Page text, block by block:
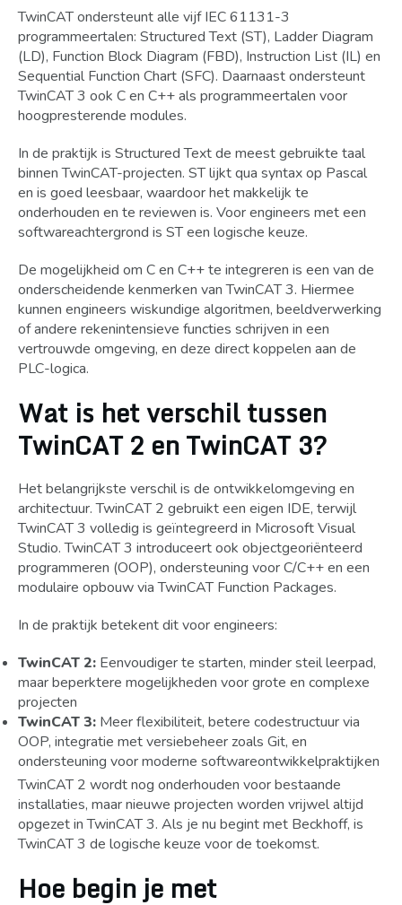
TwinCAT ondersteunt alle vijf IEC 61131-3
programmeertalen: Structured Text (ST), Ladder Diagram
(LD), Function Block Diagram (FBD), Instruction List (IL) en
Sequential Function Chart (SFC). Daarnaast ondersteunt
TwinCAT 3 ook C en C++ als programmeertalen voor
hoogpresterende modules.
In de praktijk is Structured Text de meest gebruikte taal
binnen TwinCAT-projecten. ST lijkt qua syntax op Pascal
en is goed leesbaar, waardoor het makkelijk te
onderhouden en te reviewen is. Voor engineers met een
softwareachtergrond is ST een logische keuze.
De mogelijkheid om C en C++ te integreren is een van de
onderscheidende kenmerken van TwinCAT 3. Hiermee
kunnen engineers wiskundige algoritmen, beeldverwerking
of andere rekenintensieve functies schrijven in een
vertrouwde omgeving, en deze direct koppelen aan de
PLC-logica.
Wat is het verschil tussen
TwinCAT 2 en TwinCAT 3?
Het belangrijkste verschil is de ontwikkelomgeving en
architectuur. TwinCAT 2 gebruikt een eigen IDE, terwijl
TwinCAT 3 volledig is geïntegreerd in Microsoft Visual
Studio. TwinCAT 3 introduceert ook objectgeoriënteerd
programmeren (OOP), ondersteuning voor C/C++ en een
modulaire opbouw via TwinCAT Function Packages.
In de praktijk betekent dit voor engineers:
TwinCAT 2: Eenvoudiger te starten, minder steil leerpad,
maar beperktere mogelijkheden voor grote en complexe
projecten
TwinCAT 3: Meer flexibiliteit, betere codestructuur via
OOP, integratie met versiebeheer zoals Git, en
ondersteuning voor moderne softwareontwikkelpraktijken
TwinCAT 2 wordt nog onderhouden voor bestaande
installaties, maar nieuwe projecten worden vrijwel altijd
opgezet in TwinCAT 3. Als je nu begint met Beckhoff, is
TwinCAT 3 de logische keuze voor de toekomst.
Hoe begin je met